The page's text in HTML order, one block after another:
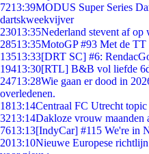
7213:39MODUS Super Series
dartskweekvijver
23013:35Nederland stevent af op
28513:35MotoGP #93 Met de TT
13513:33[DRT SC] #6:
19413:30[RTL] B&B vol liefde
24713:28Wie gaan er dood in
overledenen.
1813:14Centraal FC Utrecht
3213:14Dakloze vrouw maanden
7613:13[IndyCar] #115 We're in
2013:10Nieuwe Europese